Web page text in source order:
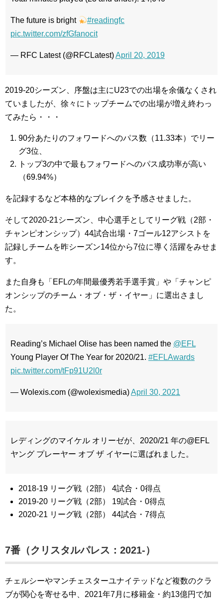
The future is bright
#readingfc
pic.twitter.com/zfGfanocit
— RFC Latest (@RFCLatest)April 20, 2019
2019-20シーズン、序盤は主にU23での出場を余儀なくされ
ていましたが、徐々にトップチームでの出場が増え終わっ
てみたら・・・
90分あたりのフォワードへのパス数（11.33本）でリー
グ3位、
トップ3の中で最もフォワードへのパス成功率が高い
（69.94%）
を記録するなど本格的なブレイクを予感させました。
そして2020-21シーズン、中心選手としてリーグ戦（2部・
チャンピオンシップ）44試合出場・7ゴール12アシストを
記録しチームを昨シーズン14位から7位に導く活躍をみせま
す。
また自身も「EFLの年間最優秀若手選手賞」や「チャンピ
オンシップのチーム・オブ・ザ・イヤー」に選出さまし
た。
Reading’s Michael Olise has been named the @EFL
Young Player Of The Year for 2020/21. #EFLAwards
pic.twitter.com/tFp91U2l0r
— Wolexis.com (@wolexismedia)April 30, 2021
レディングのマイケル オリーゼが、2020/21 年の@EFL
ヤング プレーヤー オブ ザ イヤーに選ばれました。
2018-19 リーグ戦（2部） 4試合・0得点
2019-20 リーグ戦（2部） 19試合・0得点
2020-21 リーグ戦（2部） 44試合・7得点
7番（クリスタルパレス：2021-）
チェルシーやマンチェスターユナイテッドなど複数のクラ
ブが関心を寄せる中、2021年7月に移籍金・約13億円で加